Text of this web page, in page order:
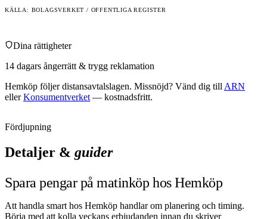
KÄLLA: BOLAGSVERKET / OFFENTLIGA REGISTER
Dina rättigheter
14 dagars ångerrätt & trygg reklamation
Hemköp följer distansavtalslagen. Missnöjd? Vänd dig till ARN
eller Konsumentverket — kostnadsfritt.
Fördjupning
Detaljer & guider
Spara pengar på matinköp hos Hemköp
Att handla smart hos Hemköp handlar om planering och timing.
Börja med att kolla veckans erbjudanden innan du skriver